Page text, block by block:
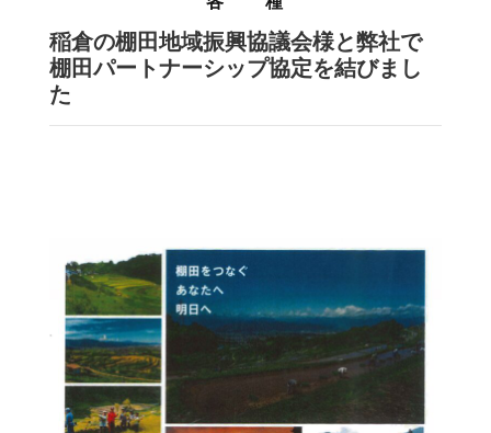
稲倉の棚田地域振興協議会様と弊社で
棚田パートナーシップ協定を結びまし
た